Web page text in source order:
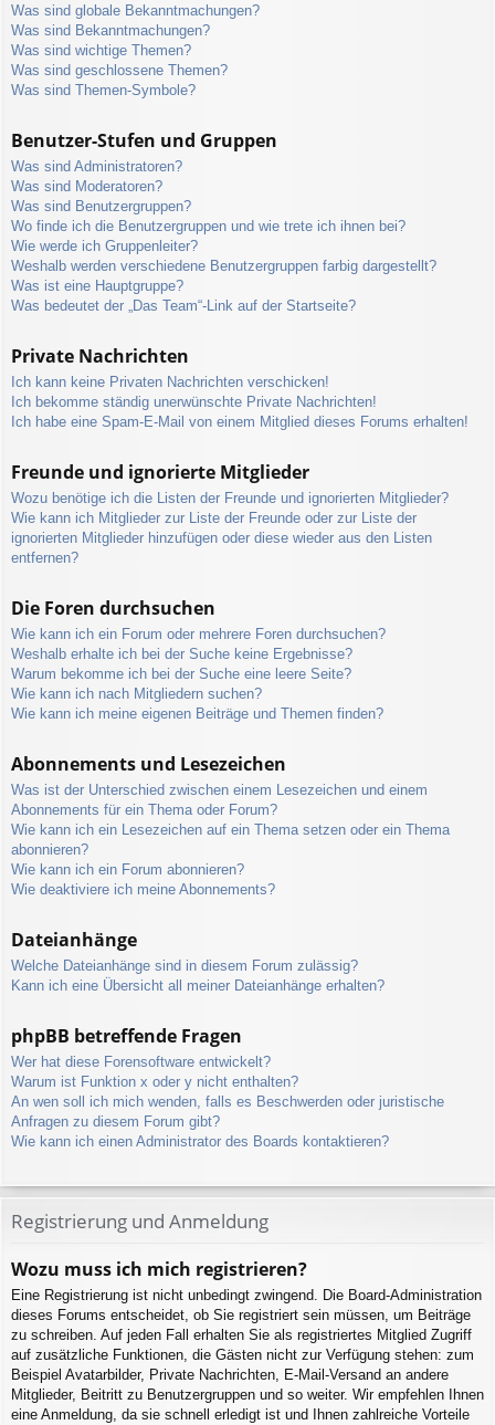
Was sind globale Bekanntmachungen?
Was sind Bekanntmachungen?
Was sind wichtige Themen?
Was sind geschlossene Themen?
Was sind Themen-Symbole?
Benutzer-Stufen und Gruppen
Was sind Administratoren?
Was sind Moderatoren?
Was sind Benutzergruppen?
Wo finde ich die Benutzergruppen und wie trete ich ihnen bei?
Wie werde ich Gruppenleiter?
Weshalb werden verschiedene Benutzergruppen farbig dargestellt?
Was ist eine Hauptgruppe?
Was bedeutet der „Das Team“-Link auf der Startseite?
Private Nachrichten
Ich kann keine Privaten Nachrichten verschicken!
Ich bekomme ständig unerwünschte Private Nachrichten!
Ich habe eine Spam-E-Mail von einem Mitglied dieses Forums erhalten!
Freunde und ignorierte Mitglieder
Wozu benötige ich die Listen der Freunde und ignorierten Mitglieder?
Wie kann ich Mitglieder zur Liste der Freunde oder zur Liste der
ignorierten Mitglieder hinzufügen oder diese wieder aus den Listen
entfernen?
Die Foren durchsuchen
Wie kann ich ein Forum oder mehrere Foren durchsuchen?
Weshalb erhalte ich bei der Suche keine Ergebnisse?
Warum bekomme ich bei der Suche eine leere Seite?
Wie kann ich nach Mitgliedern suchen?
Wie kann ich meine eigenen Beiträge und Themen finden?
Abonnements und Lesezeichen
Was ist der Unterschied zwischen einem Lesezeichen und einem
Abonnements für ein Thema oder Forum?
Wie kann ich ein Lesezeichen auf ein Thema setzen oder ein Thema
abonnieren?
Wie kann ich ein Forum abonnieren?
Wie deaktiviere ich meine Abonnements?
Dateianhänge
Welche Dateianhänge sind in diesem Forum zulässig?
Kann ich eine Übersicht all meiner Dateianhänge erhalten?
phpBB betreffende Fragen
Wer hat diese Forensoftware entwickelt?
Warum ist Funktion x oder y nicht enthalten?
An wen soll ich mich wenden, falls es Beschwerden oder juristische
Anfragen zu diesem Forum gibt?
Wie kann ich einen Administrator des Boards kontaktieren?
Registrierung und Anmeldung
Wozu muss ich mich registrieren?
Eine Registrierung ist nicht unbedingt zwingend. Die Board-Administration
dieses Forums entscheidet, ob Sie registriert sein müssen, um Beiträge
zu schreiben. Auf jeden Fall erhalten Sie als registriertes Mitglied Zugriff
auf zusätzliche Funktionen, die Gästen nicht zur Verfügung stehen: zum
Beispiel Avatarbilder, Private Nachrichten, E-Mail-Versand an andere
Mitglieder, Beitritt zu Benutzergruppen und so weiter. Wir empfehlen Ihnen
eine Anmeldung, da sie schnell erledigt ist und Ihnen zahlreiche Vorteile